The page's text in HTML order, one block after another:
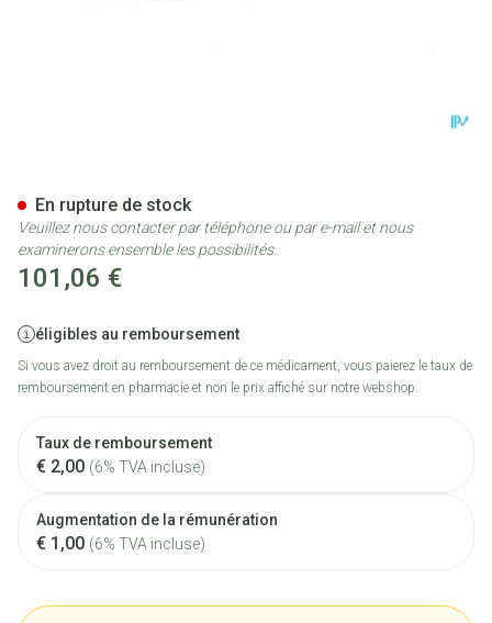
101,06 €
éligibles au remboursement
Si vous avez droit au remboursement de ce médicament, vous paierez le taux de
remboursement en pharmacie et non le prix affiché sur notre webshop.
Taux de remboursement
€ 2,00 (6% TVA incluse)
Augmentation de la rémunération
€ 1,00 (6% TVA incluse)
En rupture de stock
Veuillez nous contacter par téléphone ou par e-mail et nous
examinerons ensemble les possibilités.